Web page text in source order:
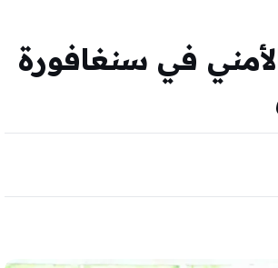
في سنغافورة